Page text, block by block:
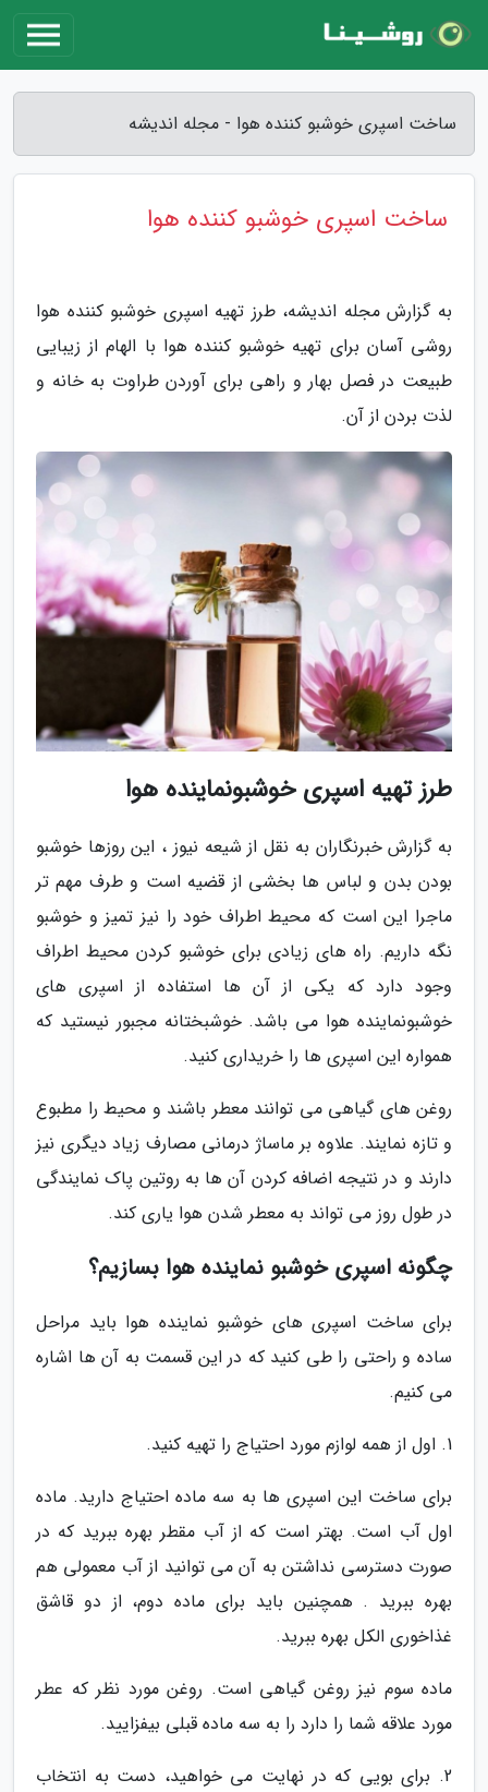
ساخت اسپری خوشبو کننده هوا - مجله اندیشه
ساخت اسپری خوشبو کننده هوا
به گزارش مجله اندیشه، طرز تهیه اسپری خوشبو کننده هوا
روشی آسان برای تهیه خوشبو کننده هوا با الهام از زیبایی
طبیعت در فصل بهار و راهی برای آوردن طراوت به خانه و
لذت بردن از آن.
طرز تهیه اسپری خوشبونماینده هوا
به گزارش خبرنگاران به نقل از شیعه نیوز ، این روزها خوشبو
بودن بدن و لباس ها بخشی از قضیه است و طرف مهم تر
ماجرا این است که محیط اطراف خود را نیز تمیز و خوشبو
نگه داریم. راه های زیادی برای خوشبو کردن محیط اطراف
وجود دارد که یکی از آن ها استفاده از اسپری های
خوشبونماینده هوا می باشد. خوشبختانه مجبور نیستید که
همواره این اسپری ها را خریداری کنید.
روغن های گیاهی می توانند معطر باشند و محیط را مطبوع
و تازه نمایند. علاوه بر ماساژ درمانی مصارف زیاد دیگری نیز
دارند و در نتیجه اضافه کردن آن ها به روتین پاک نمایندگی
در طول روز می تواند به معطر شدن هوا یاری کند.
چگونه اسپری خوشبو نماینده هوا بسازیم؟
برای ساخت اسپری های خوشبو نماینده هوا باید مراحل
ساده و راحتی را طی کنید که در این قسمت به آن ها اشاره
می کنیم.
1. اول از همه لوازم مورد احتیاج را تهیه کنید.
برای ساخت این اسپری ها به سه ماده احتیاج دارید. ماده
اول آب است. بهتر است که از آب مقطر بهره ببرید که در
صورت دسترسی نداشتن به آن می توانید از آب معمولی هم
بهره ببرید . همچنین باید برای ماده دوم، از دو قاشق
غذاخوری الکل بهره ببرید.
ماده سوم نیز روغن گیاهی است. روغن مورد نظر که عطر
مورد علاقه شما را دارد را به سه ماده قبلی بیفزایید.
2. برای بویی که در نهایت می خواهید، دست به انتخاب